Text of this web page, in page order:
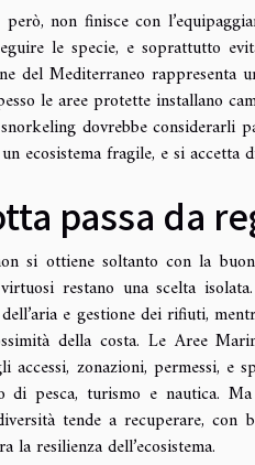
però, non finisce con
le specie, e soprattutto
del Mediterraneo
le aree protette installano
dovrebbe considerarli
ecosistema fragile, e si accetta
passa da
si ottiene soltanto con la
restano una scelta
e gestione dei rifiuti,
della costa. Le Aree
accessi, zonazioni, permessi,
di pesca, turismo e nautica.
tende a recuperare,
resilienza dell’ecosistema.